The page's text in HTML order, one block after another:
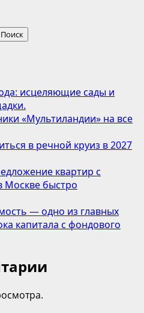
Поиск
исцеляющие сады и
«Мультиландии» на все
в речной круиз в 2027
квартир с
Москве быстро
— одно из главных
капитала с фондового